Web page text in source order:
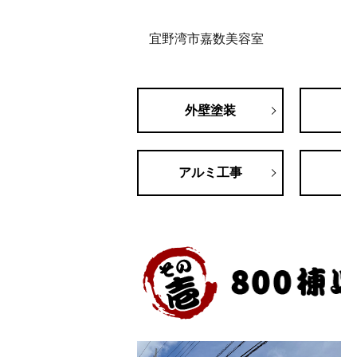
宜野湾市嘉数美容室
外壁塗装
アルミ工事